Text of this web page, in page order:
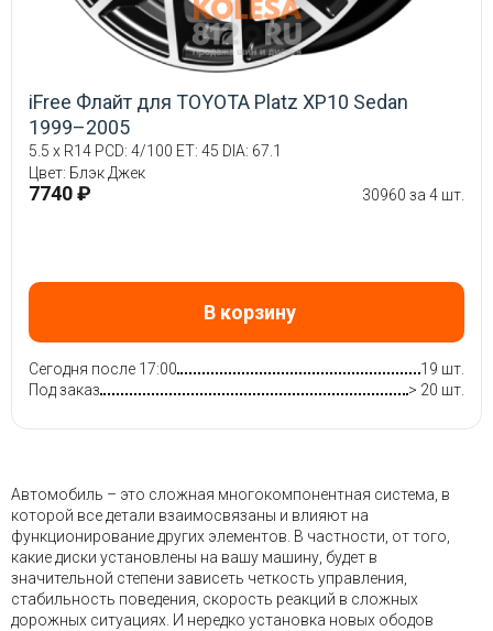
iFree Флайт для TOYOTA Platz XP10 Sedan
1999–2005
5.5 x R14 PCD: 4/100 ET: 45 DIA: 67.1
Цвет: Блэк Джек
7740 ₽ 30960 за 4 шт.
В корзину
Сегодня после 17:00
19 шт.
Под заказ
> 20 шт.
Автомобиль – это сложная многокомпонентная система, в
которой все детали взаимосвязаны и влияют на
функционирование других элементов. В частности, от того,
какие диски установлены на вашу машину, будет в
значительной степени зависеть четкость управления,
стабильность поведения, скорость реакций в сложных
дорожных ситуациях. И нередко установка новых ободов